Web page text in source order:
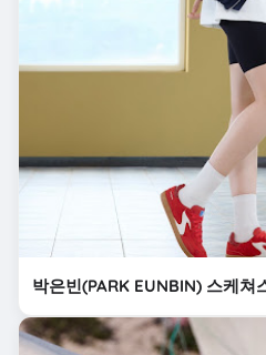
박은빈(PARK EUNBIN) 스케쳐